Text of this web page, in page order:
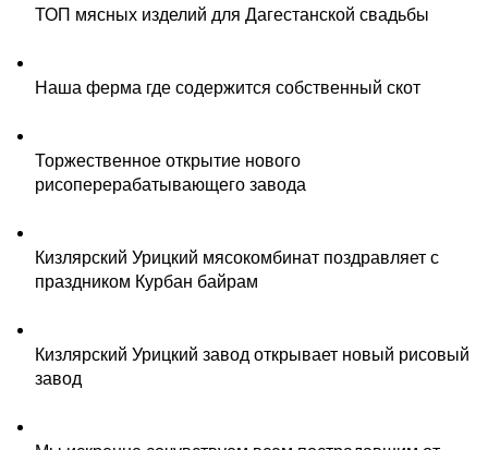
ТОП мясных изделий для Дагестанской свадьбы
Наша ферма где содержится собственный скот
Торжественное открытие нового
рисоперерабатывающего завода
Кизлярский Урицкий мясокомбинат поздравляет с
праздником Курбан байрам
Кизлярский Урицкий завод открывает новый рисовый
завод